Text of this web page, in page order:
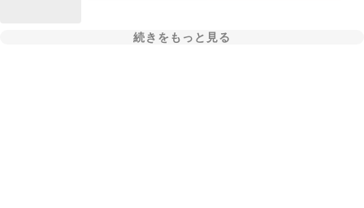
続きをもっと見る